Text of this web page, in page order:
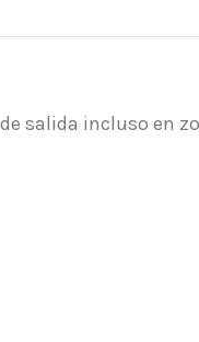
salida incluso en